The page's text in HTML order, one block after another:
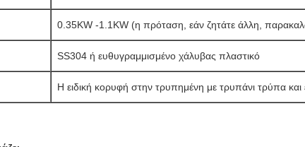
0.35KW -1.1KW (η πρόταση, εάν ζητάτε άλλη,
SS304 ή ευθυγραμμισμένο χάλυβας πλαστικό
Η ειδική κορυφή στην τρυπημένη με τρυπάνι τρύπα και